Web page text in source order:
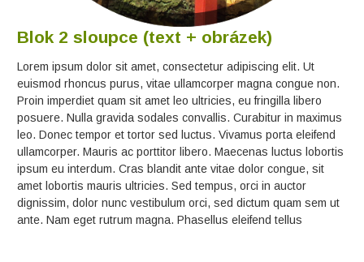
Blok 2 sloupce (text + obrázek)
Lorem ipsum dolor sit amet, consectetur adipiscing elit. Ut
euismod rhoncus purus, vitae ullamcorper magna congue non.
Proin imperdiet quam sit amet leo ultricies, eu fringilla libero
posuere. Nulla gravida sodales convallis. Curabitur in maximus
leo. Donec tempor et tortor sed luctus. Vivamus porta eleifend
ullamcorper. Mauris ac porttitor libero. Maecenas luctus lobortis
ipsum eu interdum. Cras blandit ante vitae dolor congue, sit
amet lobortis mauris ultricies. Sed tempus, orci in auctor
dignissim, dolor nunc vestibulum orci, sed dictum quam sem ut
ante. Nam eget rutrum magna. Phasellus eleifend tellus